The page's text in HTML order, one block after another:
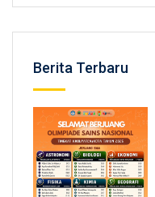
Berita Terbaru